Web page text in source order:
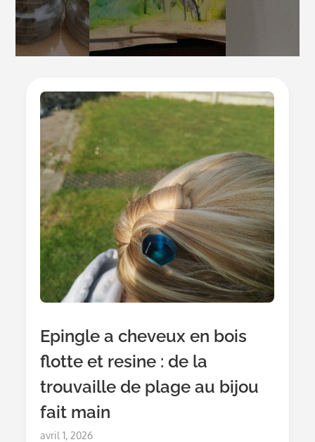
Epingle a cheveux en bois
flotte et resine : de la
trouvaille de plage au bijou
fait main
Posted
avril 1, 2026